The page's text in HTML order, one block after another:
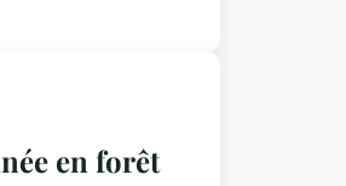
en forêt